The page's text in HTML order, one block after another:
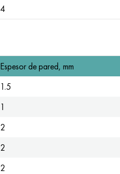
4
Espesor de pared, mm
1.5
1
2
2
2